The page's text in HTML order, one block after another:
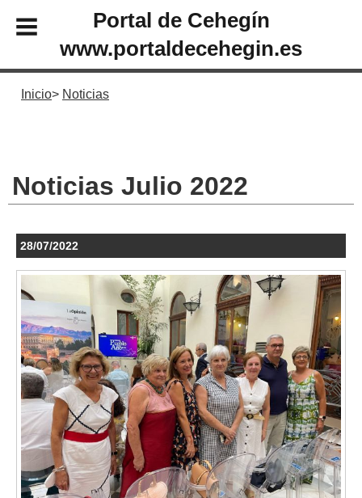
Portal de Cehegín
www.portaldecehegin.es
Inicio Noticias
Noticias Julio 2022
28/07/2022